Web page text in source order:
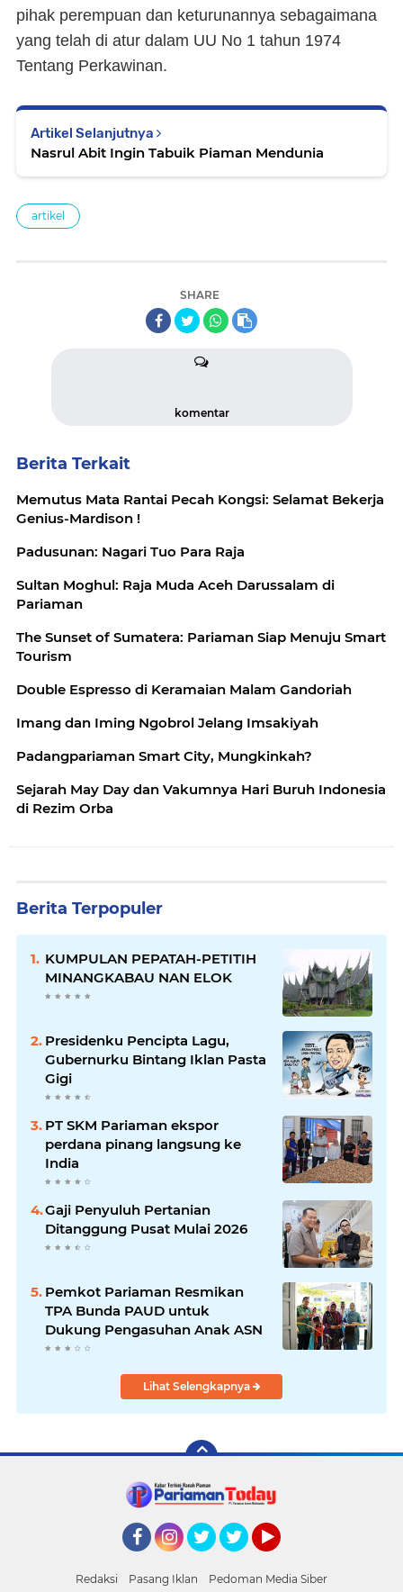
pihak perempuan dan keturunannya sebagaimana
yang telah di atur dalam UU No 1 tahun 1974
Tentang Perkawinan.
Artikel Selanjutnya
Nasrul Abit Ingin Tabuik Piaman Mendunia
artikel
SHARE
komentar
Berita Terkait
Memutus Mata Rantai Pecah Kongsi: Selamat Bekerja
Genius-Mardison !
Padusunan: Nagari Tuo Para Raja
Sultan Moghul: Raja Muda Aceh Darussalam di
Pariaman
The Sunset of Sumatera: Pariaman Siap Menuju Smart
Tourism
Double Espresso di Keramaian Malam Gandoriah
Imang dan Iming Ngobrol Jelang Imsakiyah
Padangpariaman Smart City, Mungkinkah?
Sejarah May Day dan Vakumnya Hari Buruh Indonesia
di Rezim Orba
Berita Terpopuler
KUMPULAN PEPATAH-PETITIH
MINANGKABAU NAN ELOK
Presidenku Pencipta Lagu,
Gubernurku Bintang Iklan Pasta
Gigi
PT SKM Pariaman ekspor
perdana pinang langsung ke
India
Gaji Penyuluh Pertanian
Ditanggung Pusat Mulai 2026
Pemkot Pariaman Resmikan
TPA Bunda PAUD untuk
Dukung Pengasuhan Anak ASN
Lihat Selengkapnya
Redaksi Pasang Iklan Pedoman Media Siber